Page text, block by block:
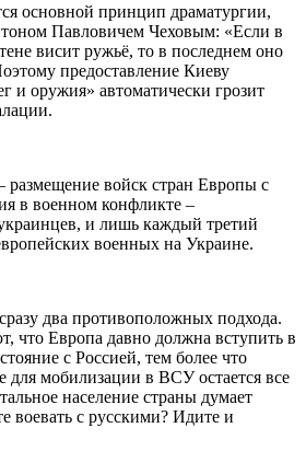
основной принцип драматургии,
Павловичем Чеховым: «Если в
висит ружьё, то в последнем оно
предоставление Киеву
и оружия» автоматически грозит
размещение войск стран Европы с
в военном конфликте –
и лишь каждый третий
военных на Украине.
два противоположных подхода.
что Европа давно должна вступить в
с Россией, тем более что
мобилизации в ВСУ остается все
население страны думает
воевать с русскими? Идите и